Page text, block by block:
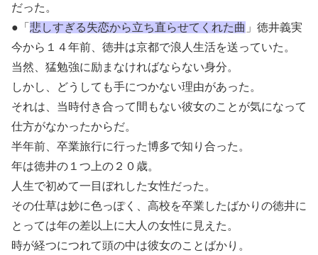
だった。
●「 悲しすぎる失恋から立ち直らせてくれた曲 」徳井義実
今から１４年前、徳井は京都で浪人生活を送っていた。
当然、猛勉強に励まなければならない身分。
しかし、どうしても手につかない理由があった。
それは、当時付き合って間もない彼女のことが気になって
仕方がなかったからだ。
半年前、卒業旅行に行った博多で知り合った。
年は徳井の１つ上の２０歳。
人生で初めて一目ぼれした女性だった。
その仕草は妙に色っぽく、高校を卒業したばかりの徳井に
とっては年の差以上に大人の女性に見えた。
時が経つにつれて頭の中は彼女のことばかり。